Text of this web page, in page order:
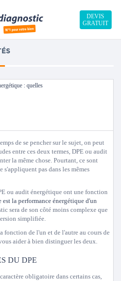
DEVIS
GRATUIT
: quelles
de se pencher sur le sujet, on peut
entre ces deux termes, DPE ou audit
la même chose. Pourtant, ce sont
s'appliquent pas dans les mêmes
ou audit énergétique ont une fonction
est la performance énergétique d'un
sera de son côté moins complexe que
simplifiée.
fonction de l'un et de l'autre au cours de
aider à bien distinguer les deux.
DU DPE
obligatoire dans certains cas,